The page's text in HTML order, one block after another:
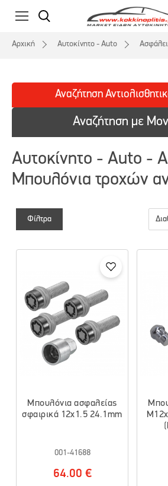
Αρχική Αυτοκίνητο - Auto
Αναζήτηση με
Αναζήτηση
Αυτοκίνητο - Auto -
Μπουλόνια τροχών
Φίλτρα
Μπουλόνια ασφαλείας
σφαιρικά 12x1.5 24.1mm
001-41688
64.00 €